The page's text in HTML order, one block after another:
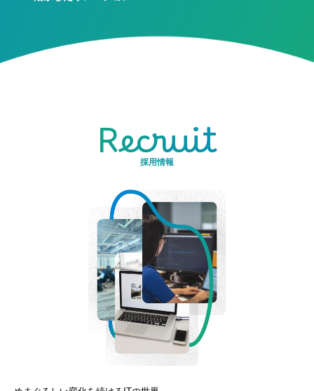
Recruit
採用情報